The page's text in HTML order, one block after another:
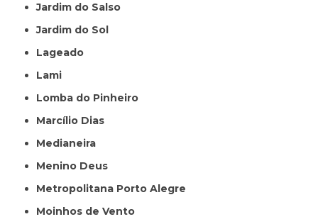
Jardim do Salso
Jardim do Sol
Lageado
Lami
Lomba do Pinheiro
Marcílio Dias
Medianeira
Menino Deus
Metropolitana Porto Alegre
Moinhos de Vento